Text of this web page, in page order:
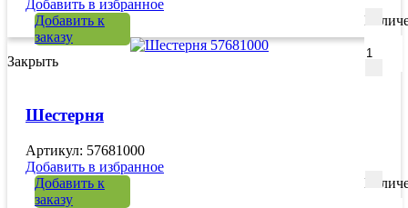
Добавить в избранное
Добавить к
заказу
Закрыть
Шестерня
Артикул: 57681000
Добавить в избранное
Добавить к
заказу